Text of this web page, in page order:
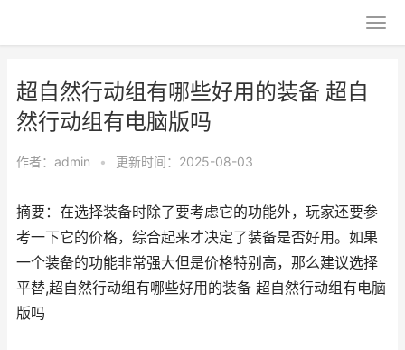
超自然行动组有哪些好用的装备 超自
然行动组有电脑版吗
作者： admin • 更新时间：2025-08-03
摘要：在选择装备时除了要考虑它的功能外，玩家还要参
考一下它的价格，综合起来才决定了装备是否好用。如果
一个装备的功能非常强大但是价格特别高，那么建议选择
平替,超自然行动组有哪些好用的装备 超自然行动组有电脑
版吗